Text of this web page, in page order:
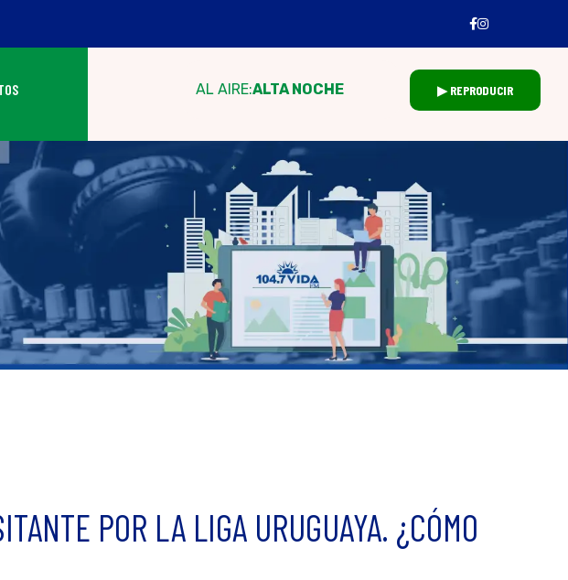
AL AIRE:ALTA NOCHE ▶ REPRODUCIR
POR LA LIGA URUGUAYA. ¿CÓMO